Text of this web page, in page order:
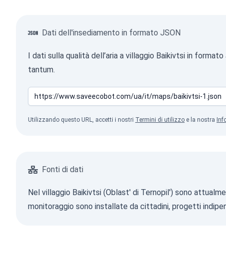
Dati dell'insediamento in formato JSON
I dati sulla qualità dell’aria a villaggio Baikivtsi in
tantum.
Utilizzando questo URL, accetti i nostri Termini di utilizzo e la nostra
Fonti di dati
Nel villaggio Baikivtsi (Oblast' di Ternopil') sono
monitoraggio sono installate da cittadini, progetti